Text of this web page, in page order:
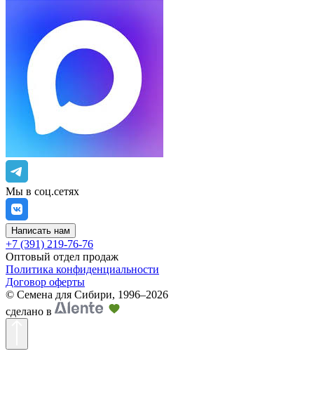
Мы в соц.сетях
Написать нам
+7 (391) 219-76-76
Оптовый отдел продаж
Политика конфиденциальности
Договор оферты
© Семена для Сибири, 1996–2026
сделано в